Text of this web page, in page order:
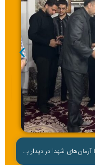
تجدید میثاق دانشگاهیان دانشگاه شمال با آرمان‌های شهدا در دیدار با خانواده شهید مدافع حرم و دانش آموخته دانشگاه شمال؛«شهید روح‌الله صحرایی»